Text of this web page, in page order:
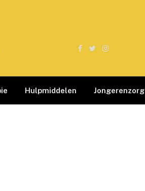
Facebook
TwitterInstagram
Hulpmiddelen Jongerenzorg